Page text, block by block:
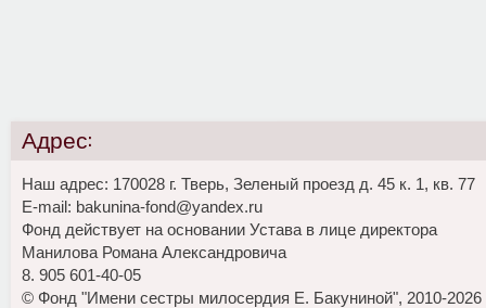
Адрес:
Наш адрес: 170028 г. Тверь, Зеленый проезд д. 45 к. 1, кв. 77
E-mail: bakunina-fond@yandex.ru
Фонд действует на основании Устава в лице директора
Манилова Романа Александровича
8. 905 601-40-05
© Фонд "Имени сестры милосердия Е. Бакуниной", 2010-2026